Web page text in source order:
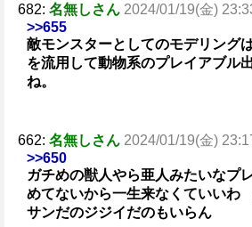
682: 名無しさん 2024/01/19(金)
>>655
敵モンスターとしてのモデリング
を流用して動物系のプレイアブル
ね。
662: 名無しさん 2024/01/19(金)
>>650
ガチめの獣人やら亜人みたいなプ
めてないから一生来なくていいわ
サンだのジジイだのもいらん